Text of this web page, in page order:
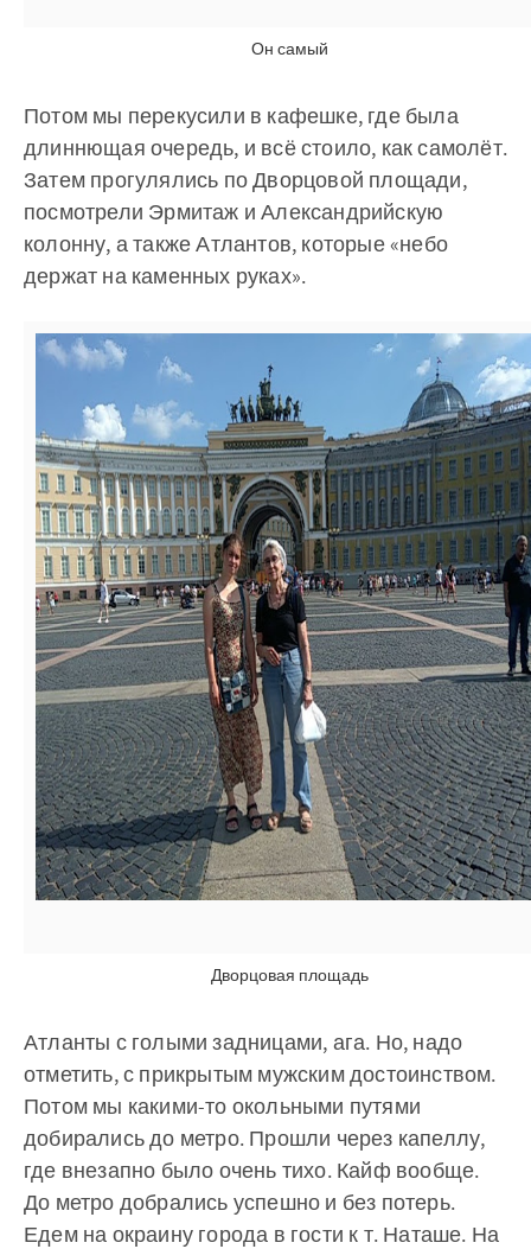
Он самый
Потом мы перекусили в кафешке, где была
длиннющая очередь, и всё стоило, как самолёт.
Затем прогулялись по Дворцовой площади,
посмотрели Эрмитаж и Александрийскую
колонну, а также Атлантов, которые «небо
держат на каменных руках».
Дворцовая площадь
Атланты с голыми задницами, ага. Но, надо
отметить, с прикрытым мужским достоинством.
Потом мы какими-то окольными путями
добирались до метро. Прошли через капеллу,
где внезапно было очень тихо. Кайф вообще.
До метро добрались успешно и без потерь.
Едем на окраину города в гости к т. Наташе. На